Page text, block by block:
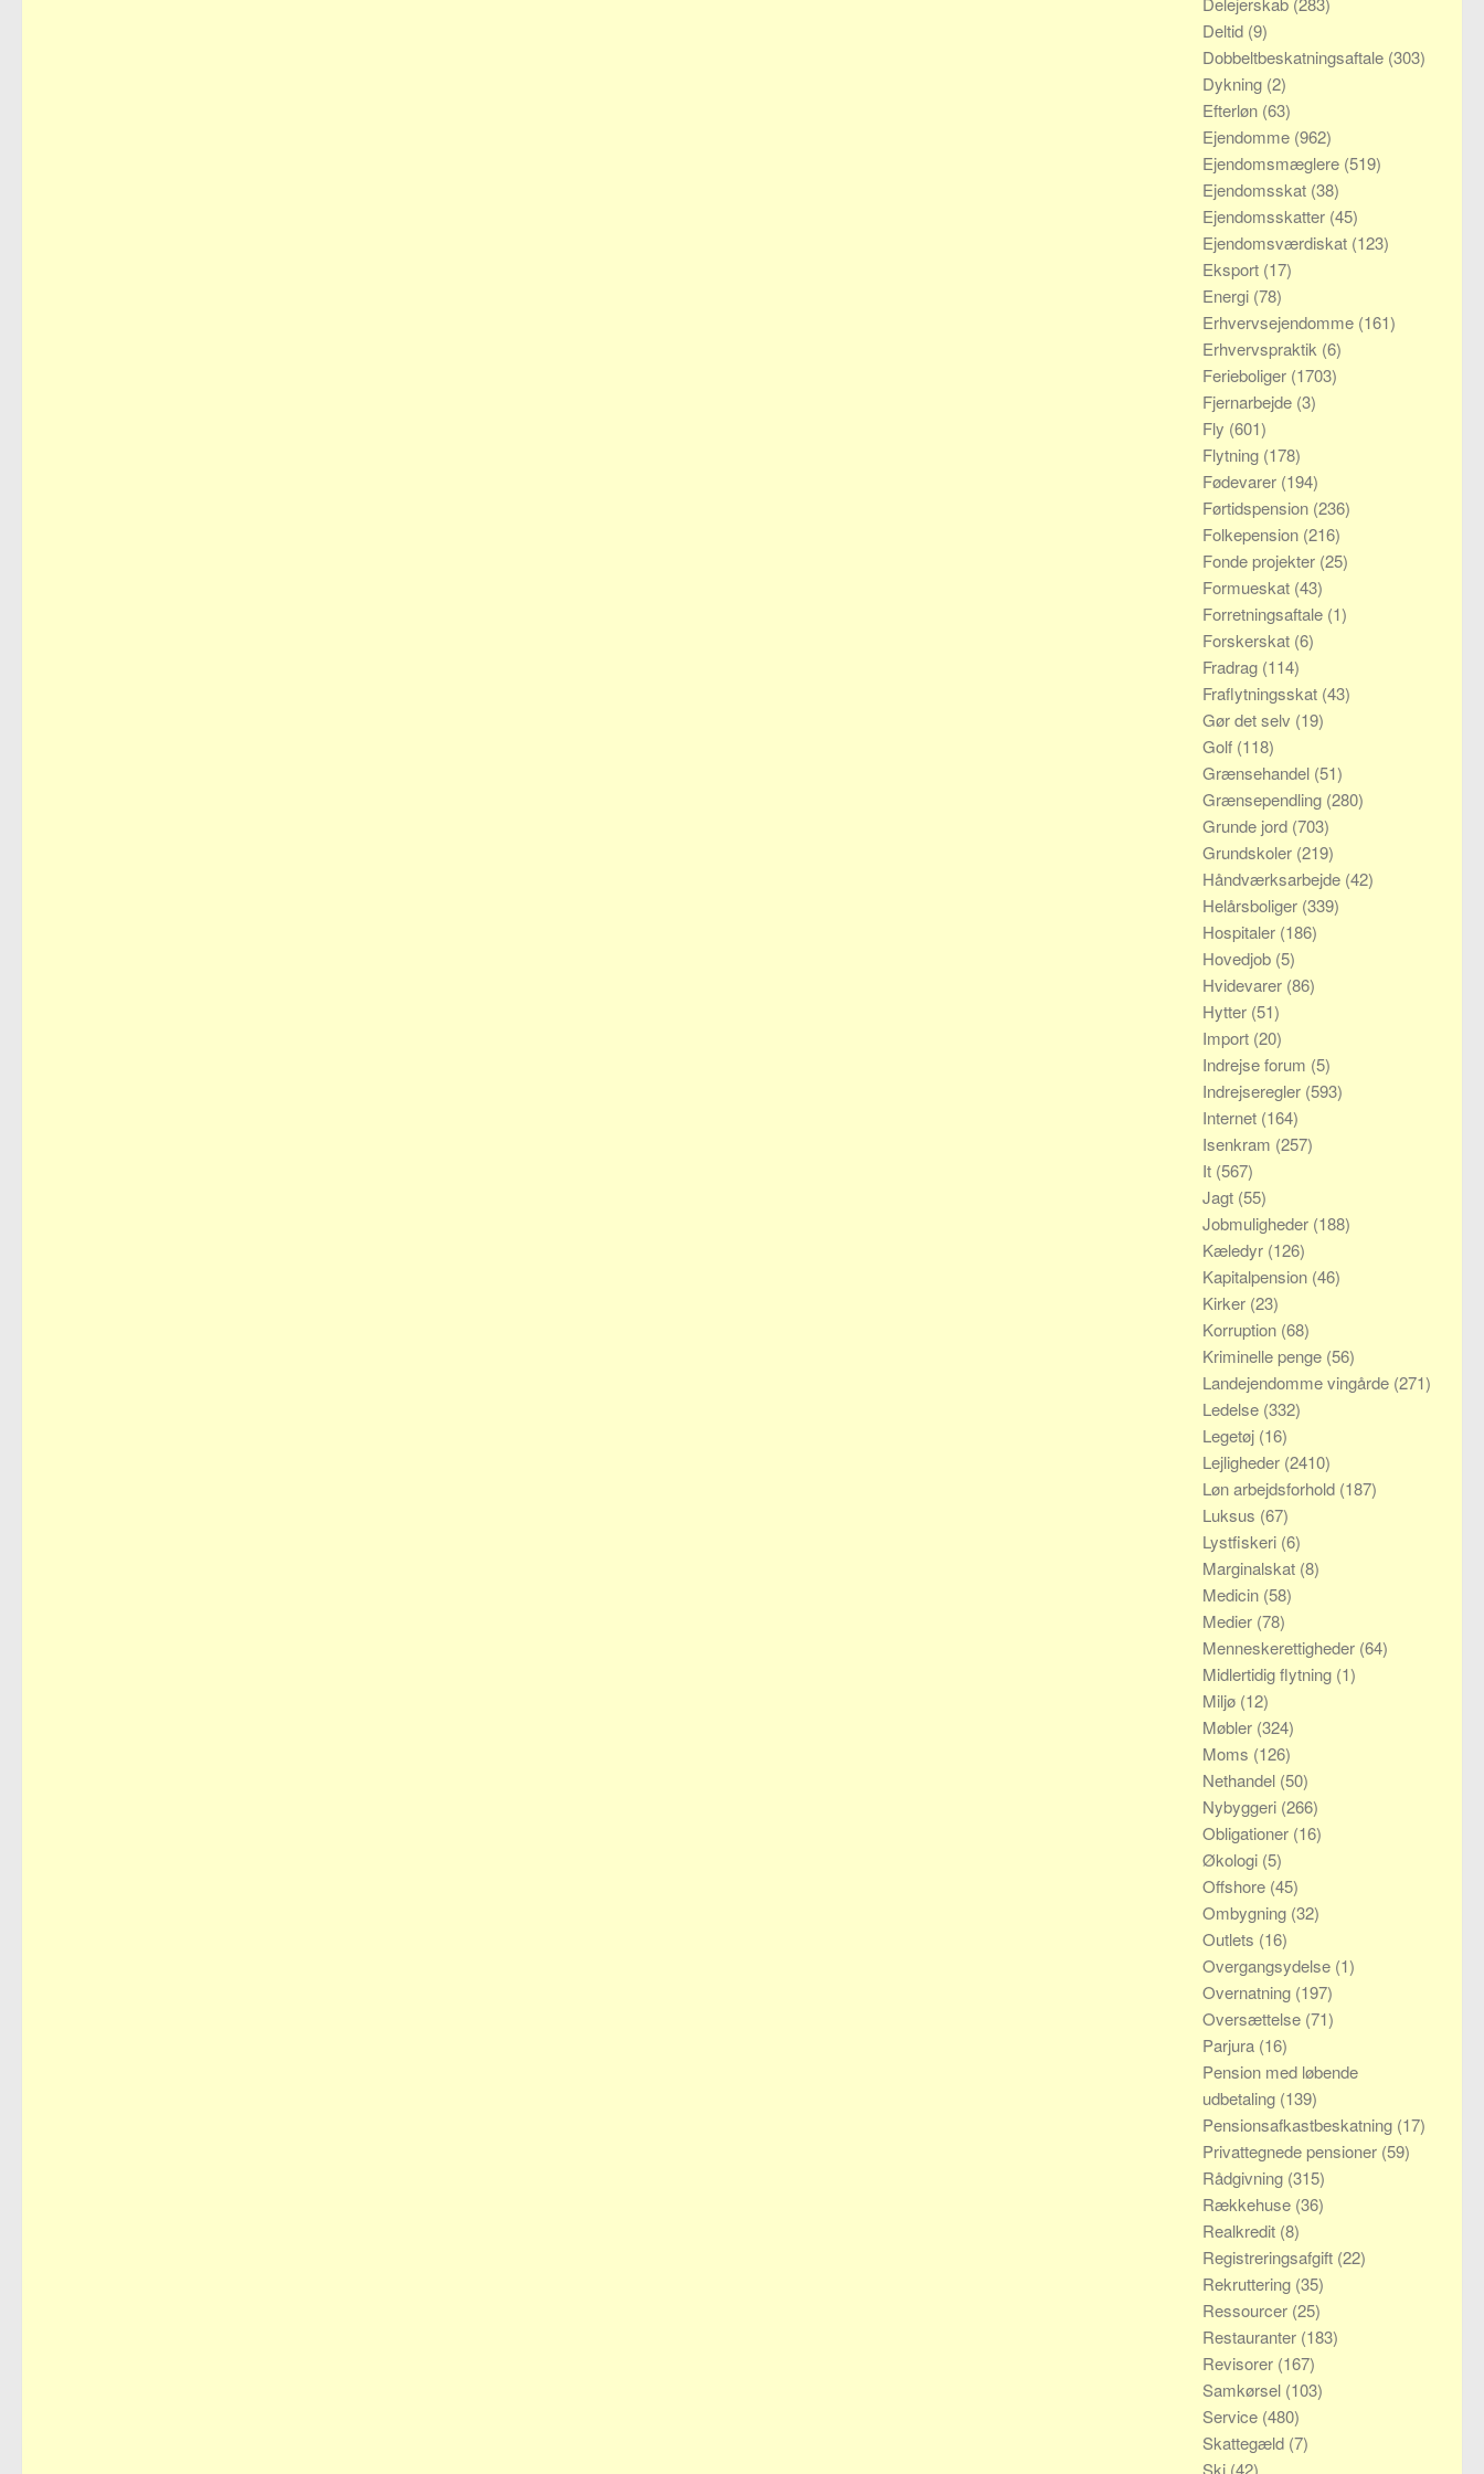
Deltid (9)
Dobbeltbeskatningsaftale (303)
Dykning (2)
Efterløn (63)
Ejendomme (962)
Ejendomsmæglere (519)
Ejendomsskat (38)
Ejendomsskatter (45)
Ejendomsværdiskat (123)
Eksport (17)
Energi (78)
Erhvervsejendomme (161)
Erhvervspraktik (6)
Ferieboliger (1703)
Fjernarbejde (3)
Fly (601)
Flytning (178)
Fødevarer (194)
Førtidspension (236)
Folkepension (216)
Fonde projekter (25)
Formueskat (43)
Forretningsaftale (1)
Forskerskat (6)
Fradrag (114)
Fraflytningsskat (43)
Gør det selv (19)
Golf (118)
Grænsehandel (51)
Grænsependling (280)
Grunde jord (703)
Grundskoler (219)
Håndværksarbejde (42)
Helårsboliger (339)
Hospitaler (186)
Hovedjob (5)
Hvidevarer (86)
Hytter (51)
Import (20)
Indrejse forum (5)
Indrejseregler (593)
Internet (164)
Isenkram (257)
It (567)
Jagt (55)
Jobmuligheder (188)
Kæledyr (126)
Kapitalpension (46)
Kirker (23)
Korruption (68)
Kriminelle penge (56)
Landejendomme vingårde (271)
Ledelse (332)
Legetøj (16)
Lejligheder (2410)
Løn arbejdsforhold (187)
Luksus (67)
Lystfiskeri (6)
Marginalskat (8)
Medicin (58)
Medier (78)
Menneskerettigheder (64)
Midlertidig flytning (1)
Miljø (12)
Møbler (324)
Moms (126)
Nethandel (50)
Nybyggeri (266)
Obligationer (16)
Økologi (5)
Offshore (45)
Ombygning (32)
Outlets (16)
Overgangsydelse (1)
Overnatning (197)
Oversættelse (71)
Parjura (16)
Pension med løbende
udbetaling (139)
Pensionsafkastbeskatning (17)
Privattegnede pensioner (59)
Rådgivning (315)
Rækkehuse (36)
Realkredit (8)
Registreringsafgift (22)
Rekruttering (35)
Ressourcer (25)
Restauranter (183)
Revisorer (167)
Samkørsel (103)
Service (480)
Skattegæld (7)
Ski (42)